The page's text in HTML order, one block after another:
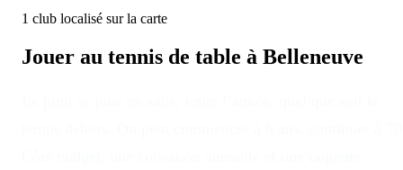
1 club localisé sur la carte
Jouer au tennis de table à Belleneuve